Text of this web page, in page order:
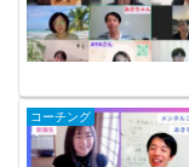
コーチング